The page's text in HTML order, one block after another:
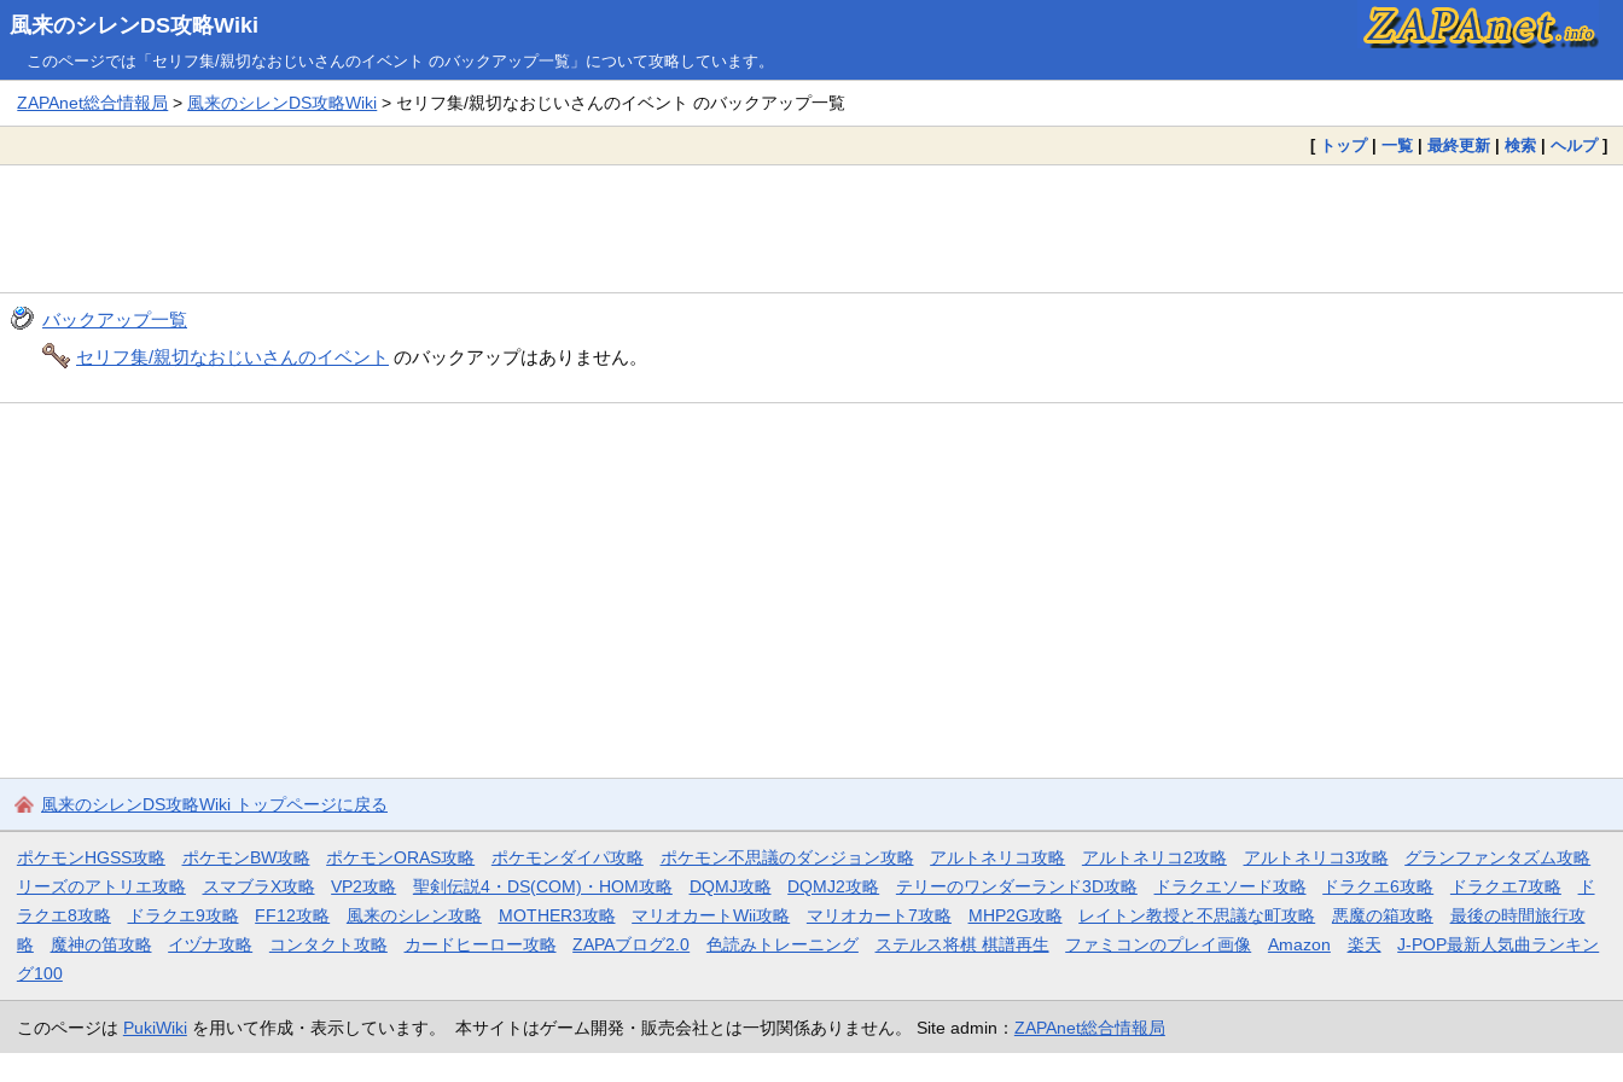
風来のシレンDS攻略Wiki
このページでは「セリフ集/親切なおじいさんのイベント のバックアップ一覧」について攻略しています。
ZAPAnet総合情報局 > 風来のシレンDS攻略Wiki > セリフ集/親切なおじいさんのイベント のバックアップ一覧
[ トップ| 一覧 | 最終更新 | 検索 | ヘルプ]
バックアップ一覧
セリフ集/親切なおじいさんのイベント のバックアップはありません。
風来のシレンDS攻略Wiki トップページに戻る
ポケモンHGSS攻略 ポケモンBW攻略 ポケモンORAS攻略 ポケモンダイパ攻略 ポケモン不思議のダンジョン攻略 アルトネリコ攻略 アルトネリコ2攻略 アルトネリコ3攻略
グランファンタズム攻略
リーズのアトリエ攻略
スマブラX攻略 VP2攻略 聖剣伝説4・DS(COM)・HOM攻略 DQMJ攻略 DQMJ2攻略 テリーのワンダーランド3D攻略 ドラクエソード攻略 ドラクエ6攻略 ドラクエ7攻略
ド
ラクエ8攻略
ドラクエ9攻略 FF12攻略 風来のシレン攻略 MOTHER3攻略 マリオカートWii攻略 マリオカート7攻略 MHP2G攻略 レイトン教授と不思議な町攻略 悪魔の箱攻略
最後の時間旅行攻
略
魔神の笛攻略 イヅナ攻略 コンタクト攻略 カードヒーロー攻略 ZAPAブログ2.0 色読みトレーニング ステルス将棋 棋譜再生 ファミコンのプレイ画像 Amazon 楽天
J-POP最新人気曲ランキン
グ100
このページは PukiWikiを用いて作成・表示しています。 本サイトはゲーム開発・販売会社とは一切関係ありません。 Site admin： ZAPAnet総合情報局